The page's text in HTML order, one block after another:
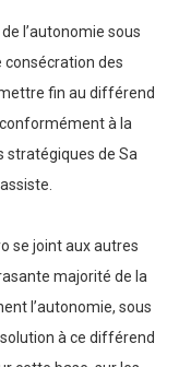
l’autonomie sous
des
fin au différend
à la
stratégiques de Sa
se joint aux autres
majorité de la
l’autonomie, sous
à ce différend